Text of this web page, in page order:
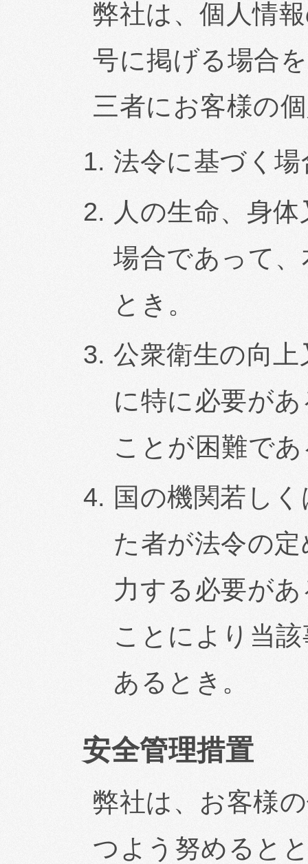
弊社は、個人情
号に掲げる場合
三者にお客様の
法令に基づく場
人の生命、身
場合であって
とき。
公衆衛生の向
に特に必要が
ことが困難で
国の機関若し
た者が法令の
力する必要が
ことにより当
あるとき。
安全管理措置
弊社は、お客様
つよう努めると